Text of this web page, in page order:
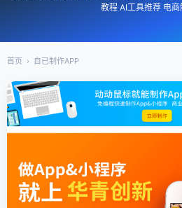
教程 AI工具推荐 电
首页 › 自已制作APP